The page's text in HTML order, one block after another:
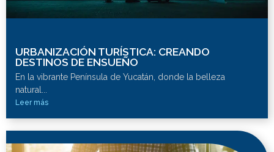
URBANIZACIÓN TURÍSTICA: CREANDO
DESTINOS DE ENSUEÑO
En la vibrante Península de Yucatán, donde la belleza
natural...
Leer más